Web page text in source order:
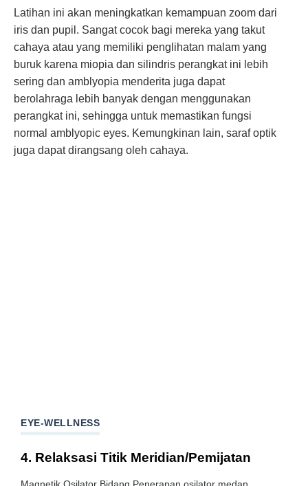
Latihan ini akan meningkatkan kemampuan zoom dari
iris dan pupil. Sangat cocok bagi mereka yang takut
cahaya atau yang memiliki penglihatan malam yang
buruk karena miopia dan silindris perangkat ini lebih
sering dan amblyopia menderita juga dapat
berolahraga lebih banyak dengan menggunakan
perangkat ini, sehingga untuk memastikan fungsi
normal amblyopic eyes. Kemungkinan lain, saraf optik
juga dapat dirangsang oleh cahaya.
EYE-WELLNESS
4. Relaksasi Titik Meridian/Pemijatan